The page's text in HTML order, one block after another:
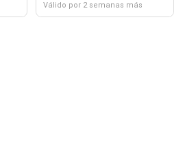
Válido por 2 semanas más